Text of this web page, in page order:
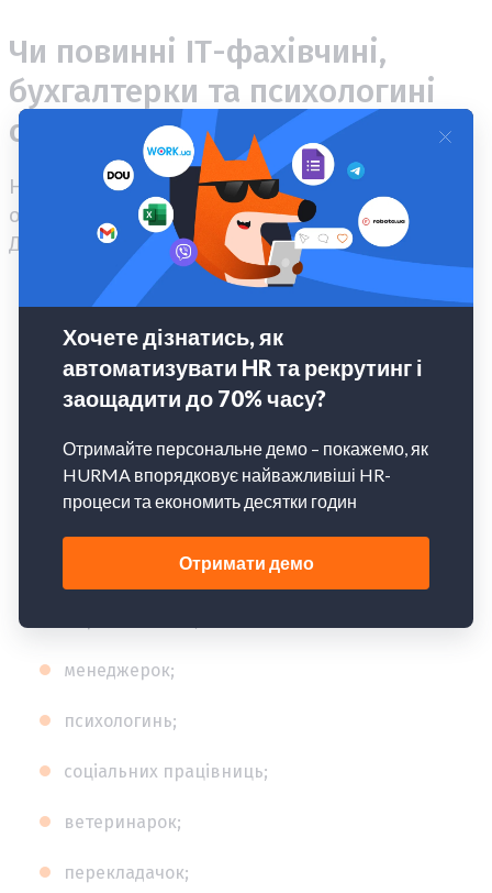
Чи повинні ІТ-фахівчині,
бухгалтерки та психологині
ставати на військовий облік
Ні, лише наявність такої професії не створює
обов’язку ставати на військовий облік.
Добровільний порядок діє, зокрема, для:
спеціалісток із кібербезпеки;
інженерок;
працівниць телекомунікаційної сфери;
бухгалтерок;
менеджерок;
психологинь;
соціальних працівниць;
ветеринарок;
перекладачок;